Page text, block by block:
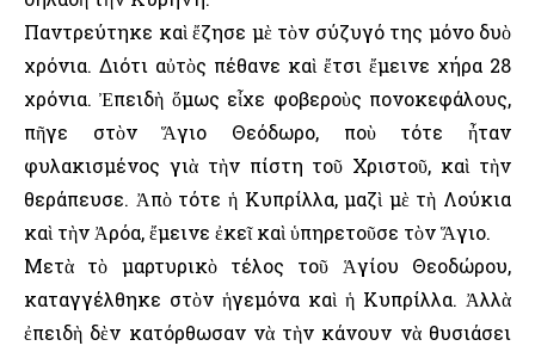
Παντρεύτηκε καὶ ἔζησε μὲ τὸν σύζυγό της μόνο δυὸ
χρόνια. Διότι αὐτὸς πέθανε καὶ ἔτσι ἔμεινε χήρα 28
χρόνια. Ἐπειδὴ ὅμως εἶχε φοβεροὺς πονοκεφάλους,
πῆγε στὸν Ἅγιο Θεόδωρο, ποὺ τότε ἦταν
φυλακισμένος γιὰ τὴν πίστη τοῦ Χριστοῦ, καὶ τὴν
θεράπευσε. Ἀπὸ τότε ἡ Κυπρίλλα, μαζὶ μὲ τὴ Λούκια
καὶ τὴν Ἀρόα, ἔμεινε ἐκεῖ καὶ ὑπηρετοῦσε τὸν Ἅγιο.
Μετὰ τὸ μαρτυρικὸ τέλος τοῦ Ἁγίου Θεοδώρου,
καταγγέλθηκε στὸν ἡγεμόνα καὶ ἡ Κυπρίλλα. Ἀλλὰ
ἐπειδὴ δὲν κατόρθωσαν νὰ τὴν κάνουν νὰ θυσιάσει